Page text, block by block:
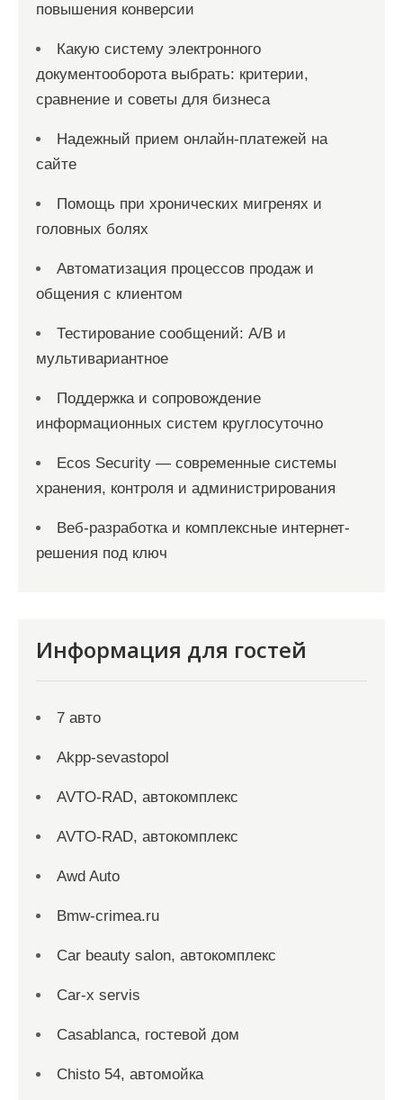
повышения конверсии
Какую систему электронного
документооборота выбрать: критерии,
сравнение и советы для бизнеса
Надежный прием онлайн-платежей на
сайте
Помощь при хронических мигренях и
головных болях
Автоматизация процессов продаж и
общения с клиентом
Тестирование сообщений: A/B и
мультивариантное
Поддержка и сопровождение
информационных систем круглосуточно
Ecos Security — современные системы
хранения, контроля и администрирования
Веб-разработка и комплексные интернет-
решения под ключ
Информация для гостей
7 авто
Akpp-sevastopol
AVTO-RAD, автокомплекс
AVTO-RAD, автокомплекс
Awd Auto
Bmw-crimea.ru
Car beauty salon, автокомплекс
Car-x servis
Casablanca, гостевой дом
Chisto 54, автомойка